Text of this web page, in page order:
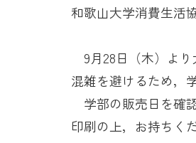
和歌山大学消費生活
9月28日（木）より
混雑を避けるため，
学部の販売日を確
印刷の上，お持ちく